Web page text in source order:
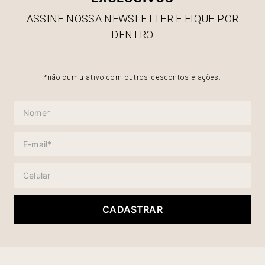
ASSINE NOSSA NEWSLETTER E FIQUE POR
DENTRO
*não cumulativo com outros descontos e ações.
CADASTRAR